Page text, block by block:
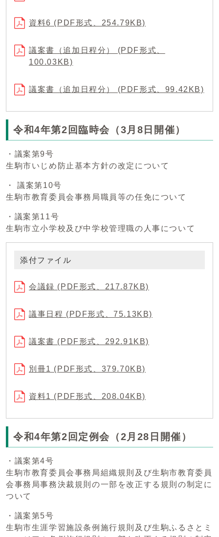
資料6 (PDF形式、254.79KB)
議案書（追加日程分） (PDF形式、
100.03KB)
議案書（追加日程分） (PDF形式、99.42KB)
令和4年第2回臨時会（3月8日開催）
・議案第9号
生駒市いじめ防止基本方針の改定について
・ 議案第10号
生駒市教育委員会事務局職員等の任免について
・議案第11号
生駒市立小学校及び中学校管理職の人事について
添付ファイル
会議録 (PDF形式、217.87KB)
議事日程 (PDF形式、75.13KB)
議案書 (PDF形式、292.91KB)
別冊1 (PDF形式、379.70KB)
資料1 (PDF形式、208.04KB)
令和4年第2回定例会（2月28日開催）
・議案第4号
生駒市教育委員会事務局組織規則及び生駒市教育委員
会事務局事務決裁規則の一部を改正する規則の制定に
ついて
・議案第5号
生駒市生涯学習施設条例施行規則及び生駒ふるさとミ